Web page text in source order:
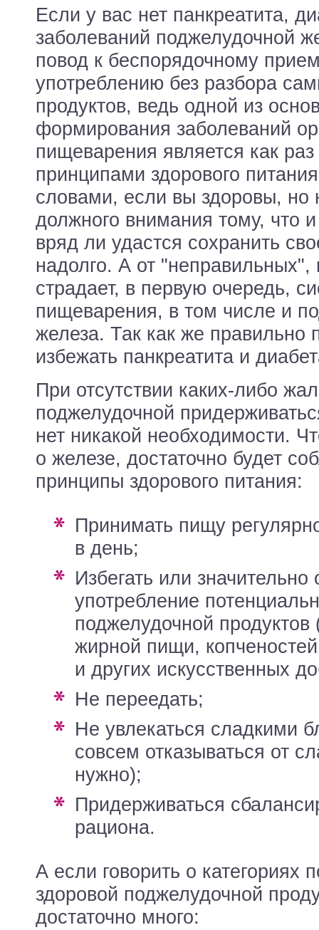
Если у вас нет панкреатита,
заболеваний поджелудочной
повод к беспорядочному
употреблению без разбора
продуктов, ведь одной из
формирования заболеваний
пищеварения является как
принципами здорового
словами, если вы здоровы, но
должного внимания тому, что
вряд ли удастся сохранить
надолго. А от "неправильных",
страдает, в первую очередь,
пищеварения, в том числе и
железа. Так как же правильно
избежать панкреатита и
При отсутствии каких-либо
поджелудочной
нет никакой необходимости.
о железе, достаточно будет
принципы здорового питания:
принимать пищу регулярно, не реже 3 раз
в день;
избегать или значительно ограничить
употребление
поджелудочной продуктов
жирной пищи,
и других искусственных
не переедать;
не увлекаться сладкими блюдами (но и
совсем отказываться от
нужно);
придерживаться сбалансированного
рациона.
А если говорить о категориях
здоровой поджелудочной
достаточно много: